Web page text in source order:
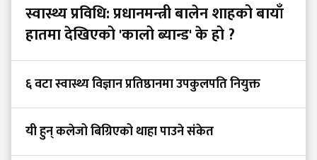
स्वास्थ्य प्रविधि: प्रधानमन्त्री बालेन शाहको बायाँ
हातमा देखिएको 'कालो ब्यान्ड' के हो ?
६ वटा स्वास्थ्य विज्ञान प्रतिष्ठानमा उपकुलपति नियुक्त
यी हुन् कलेजो बिग्रिएको थाहा पाउने संकेत